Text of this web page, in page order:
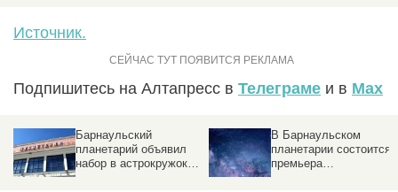
Источник.
Подпишитесь на Алтапресс в Телеграме и в Max
Барнаульский
планетарий объявил
набор в астрокружок
В Барнаульском
планетарии состоится
премьера